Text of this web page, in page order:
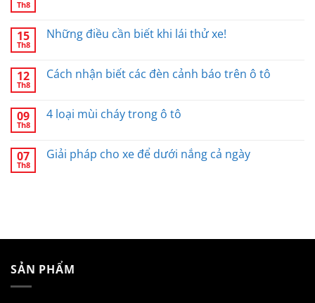
Th8
15
Th8
Những điều cần biết khi lái thử xe!
12
Th8
Cách nhận biết các đèn cảnh báo trên ô tô
09
Th8
4 loại mùi cháy trong ô tô
07
Th8
Giải pháp cho xe để dưới nắng cả ngày
SẢN PHẨM